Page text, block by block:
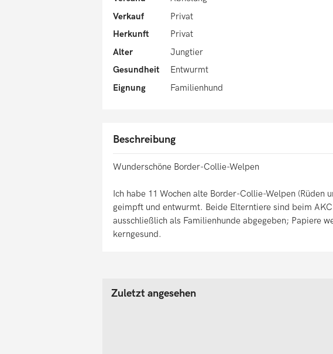
Verkauf
Privat
Herkunft
Privat
Alter
Jungtier
Gesundheit
Entwurmt
Eignung
Familienhund
Beschreibung
Wunderschöne Border-Collie-Welpen
Ich habe 11 Wochen alte Border-Collie-Welpen (Rüden
geimpft und entwurmt. Beide Elterntiere sind beim
ausschließlich als Familienhunde abgegeben; Papiere
kerngesund.
Zuletzt angesehen